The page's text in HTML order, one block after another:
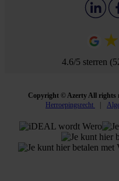
4.6/5 sterren
Copyright © Azerty All rights
Herroepingsrecht